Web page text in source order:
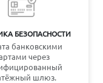
БЕЗОПАСНОСТИ
банковскими
через
шлюз.